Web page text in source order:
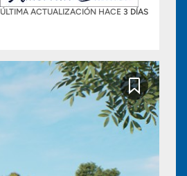
ÚLTIMA ACTUALIZACIÓN HACE 3 DÍAS
Guardar